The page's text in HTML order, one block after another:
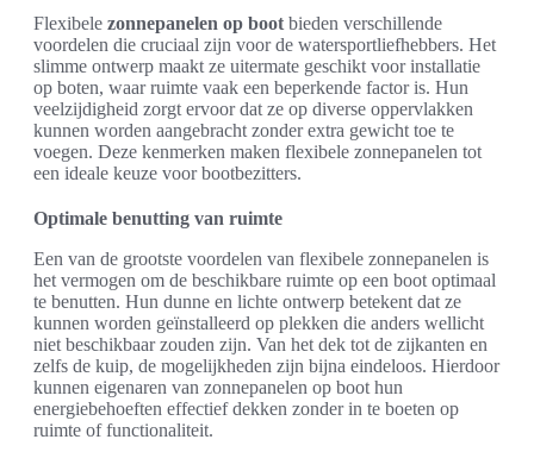
Flexibele zonnepanelen op boot bieden verschillende
voordelen die cruciaal zijn voor de watersportliefhebbers. Het
slimme ontwerp maakt ze uitermate geschikt voor installatie
op boten, waar ruimte vaak een beperkende factor is. Hun
veelzijdigheid zorgt ervoor dat ze op diverse oppervlakken
kunnen worden aangebracht zonder extra gewicht toe te
voegen. Deze kenmerken maken flexibele zonnepanelen tot
een ideale keuze voor bootbezitters.
Optimale benutting van ruimte
Een van de grootste voordelen van flexibele zonnepanelen is
het vermogen om de beschikbare ruimte op een boot optimaal
te benutten. Hun dunne en lichte ontwerp betekent dat ze
kunnen worden geïnstalleerd op plekken die anders wellicht
niet beschikbaar zouden zijn. Van het dek tot de zijkanten en
zelfs de kuip, de mogelijkheden zijn bijna eindeloos. Hierdoor
kunnen eigenaren van zonnepanelen op boot hun
energiebehoeften effectief dekken zonder in te boeten op
ruimte of functionaliteit.